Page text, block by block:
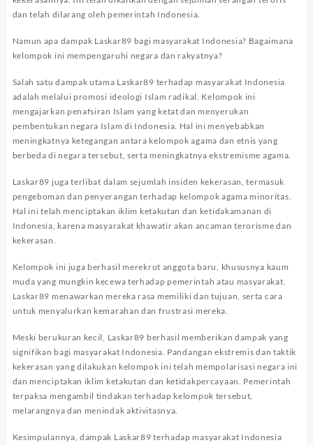
dan telah dilarang oleh pemerintah Indonesia.
Namun apa dampak Laskar89 bagi masyarakat Indonesia? Bagaimana
kelompok ini mempengaruhi negara dan rakyatnya?
Salah satu dampak utama Laskar89 terhadap masyarakat Indonesia
adalah melalui promosi ideologi Islam radikal. Kelompok ini
mengajarkan penafsiran Islam yang ketat dan menyerukan
pembentukan negara Islam di Indonesia. Hal ini menyebabkan
meningkatnya ketegangan antara kelompok agama dan etnis yang
berbeda di negara tersebut, serta meningkatnya ekstremisme agama.
Laskar89 juga terlibat dalam sejumlah insiden kekerasan, termasuk
pengeboman dan penyerangan terhadap kelompok agama minoritas.
Hal ini telah menciptakan iklim ketakutan dan ketidakamanan di
Indonesia, karena masyarakat khawatir akan ancaman terorisme dan
kekerasan.
Kelompok ini juga berhasil merekrut anggota baru, khususnya kaum
muda yang mungkin kecewa terhadap pemerintah atau masyarakat.
Laskar89 menawarkan mereka rasa memiliki dan tujuan, serta cara
untuk menyalurkan kemarahan dan frustrasi mereka.
Meski berukuran kecil, Laskar89 berhasil memberikan dampak yang
signifikan bagi masyarakat Indonesia. Pandangan ekstremis dan taktik
kekerasan yang dilakukan kelompok ini telah mempolarisasi negara ini
dan menciptakan iklim ketakutan dan ketidakpercayaan. Pemerintah
terpaksa mengambil tindakan terhadap kelompok tersebut,
melarangnya dan menindak aktivitasnya.
Kesimpulannya, dampak Laskar89 terhadap masyarakat Indonesia